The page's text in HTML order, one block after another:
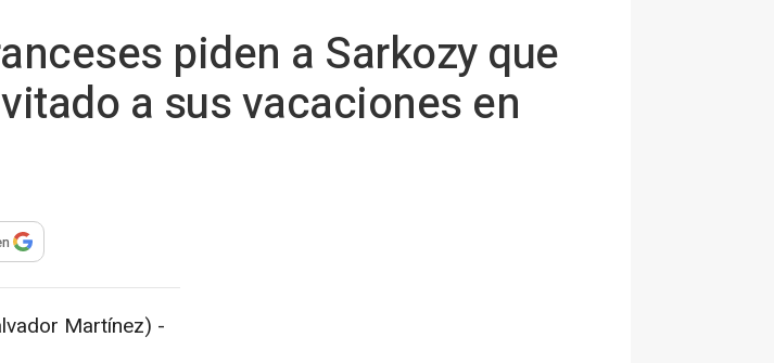
piden a Sarkozy que
a sus vacaciones en
Martínez) -